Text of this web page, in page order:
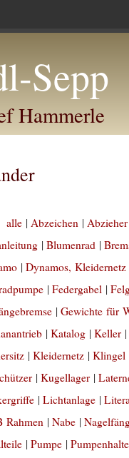
Sepp
Hammerle
alle |Abzeichen |
|Blumenrad |
|Dynamos, Kleidernetz
|Federgabel |
|Gewichte für
|Katalog |Keller
|Kleidernetz |Klingel
|Kugellager |
|Lichtanlage |
Rahmen |Nabe |
|Pumpe |